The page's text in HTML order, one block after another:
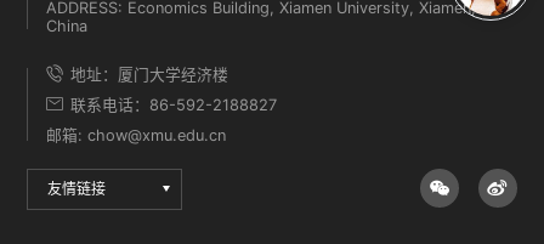
ADDRESS: Economics Building, Xiamen University, Xiamen,
China
地址：厦门大学经济楼
联系电话：86-592-2188827
邮箱: chow@xmu.edu.cn
友情链接